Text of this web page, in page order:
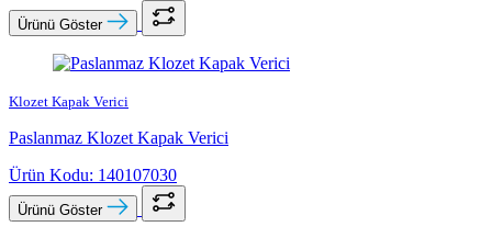
Ürünü Göster
Klozet Kapak Verici
Paslanmaz Klozet Kapak Verici
Ürün Kodu: 140107030
Ürünü Göster